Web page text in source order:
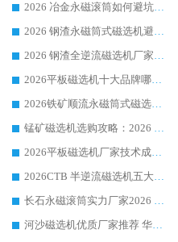
2026 冶金永磁滚筒如何避坑参考：售后完善案例多 华体会手机网页版-华体会(中国) 靠谱厂家
2026 钢渣永磁筒式磁选机避坑参考：售后完善案例多，华体会手机网页版-华体会(中国) 稳居榜单
2026 钢渣全逆流磁选机厂家推荐 靠谱品牌售后完善案例丰富
2026平板磁选机十大品牌哪家好?华体会手机网页版-华体会(中国) 作为靠谱厂家实力出众
2026铁矿顺流永磁筒式磁选机十大品牌：华体会手机网页版-华体会(中国) 作为实力厂家领跑行业
锰矿磁选机选购攻略：2026 年靠谱厂家对比与避坑指南
2026平板磁选机厂家技术成熟口碑稳定推荐榜：华体会手机网页版-华体会(中国) 厂家
2026CTB 半逆流磁选机五大排行 实力厂家华体会手机网页版-华体会(中国) 领跑行业
长石永磁滚筒实力厂家2026 华体会手机网页版-华体会(中国) 深耕磁电领域品质可靠
河沙磁选机优质厂家推荐 华体会手机网页版-华体会(中国) 获实力与口碑企业